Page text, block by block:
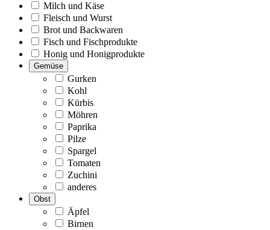
Milch und Käse
Fleisch und Wurst
Brot und Backwaren
Fisch und Fischprodukte
Honig und Honigprodukte
Gemüse
Gurken
Kohl
Kürbis
Möhren
Paprika
Pilze
Spargel
Tomaten
Zuchini
anderes
Obst
Äpfel
Birnen